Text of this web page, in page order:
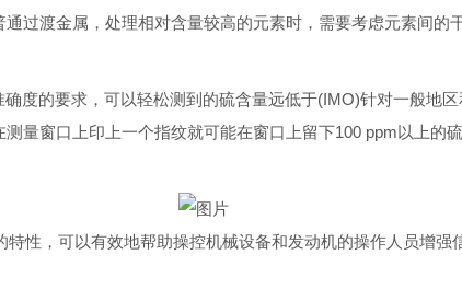
渡金属，处理相对含量较高的元素时，需要考虑元素间的
的要求，可以轻松测到的硫含量远低于(IMO)针对一般地
量窗口上印上一个指纹就可能在窗口上留下100 ppm以上的
，可以有效地帮助操控机械设备和发动机的操作人员增强